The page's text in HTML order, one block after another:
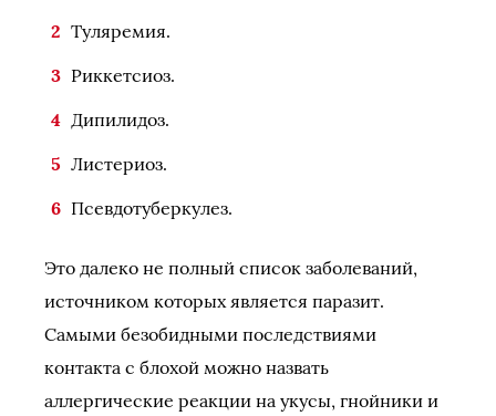
Туляремия.
Риккетсиоз.
Дипилидоз.
Листериоз.
Псевдотуберкулез.
Это далеко не полный список заболеваний,
источником которых является паразит.
Самыми безобидными последствиями
контакта с блохой можно назвать
аллергические реакции на укусы, гнойники и